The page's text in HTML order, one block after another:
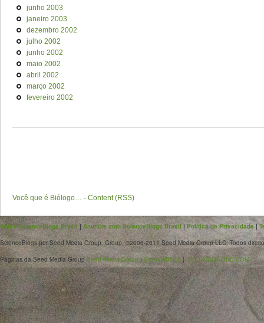
junho 2003
janeiro 2003
dezembro 2002
julho 2002
junho 2002
maio 2002
abril 2002
março 2002
fevereiro 2002
Você que é Biólogo… - Content (RSS)
Sobre ScienceBlogs Brasil|Anuncie com ScienceBlogs Brasil|Política de Privacidade|
ScienceBlogs por Seed Media Group. Group. ©2006-2011 Seed Media Group LLC. Todos
Páginas da Seed Media GroupSeed Media Group|ScienceBlogs |SEEDMAGAZINE.COM